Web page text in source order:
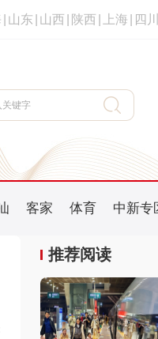
山东 山西 陕西 上海 四川
客家 体育 中新专
推荐阅读